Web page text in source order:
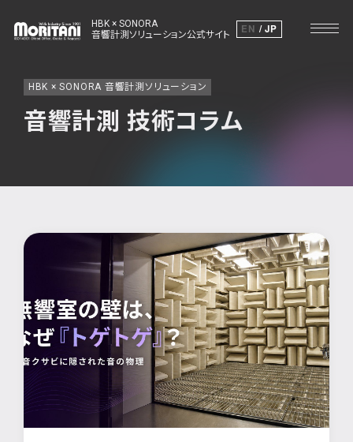
HBK × SONORA
音響計測ソリューション公式サイト
EN JP
HBK × SONORA 音響計測ソリューション
音響計測 技術コラム